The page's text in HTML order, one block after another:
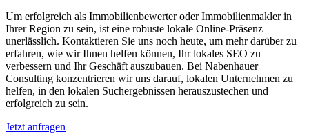
Um erfolgreich als Immobilienbewerter oder Immobilienmakler in
Ihrer Region zu sein, ist eine robuste lokale Online-Präsenz
unerlässlich. Kontaktieren Sie uns noch heute, um mehr darüber zu
erfahren, wie wir Ihnen helfen können, Ihr lokales SEO zu
verbessern und Ihr Geschäft auszubauen. Bei Nabenhauer
Consulting konzentrieren wir uns darauf, lokalen Unternehmen zu
helfen, in den lokalen Suchergebnissen herauszustechen und
erfolgreich zu sein.
Jetzt anfragen